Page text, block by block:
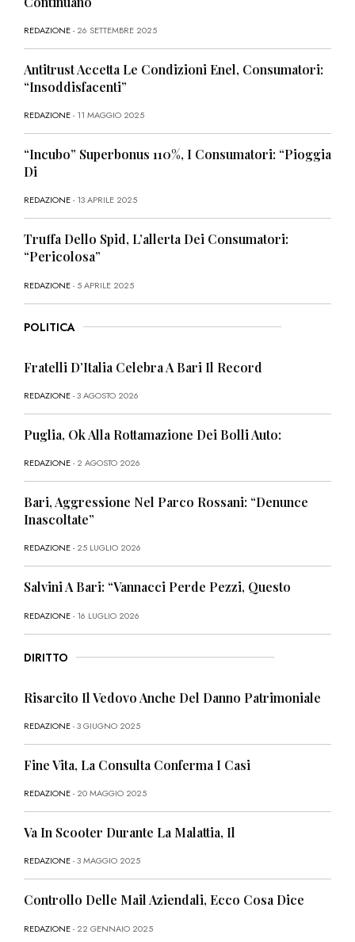
REDAZIONE- 26 SETTEMBRE 2025
Antitrust Accetta Le Condizioni Enel, Consumatori:
“Insoddisfacenti”
REDAZIONE- 11 MAGGIO 2025
“Incubo” Superbonus 110%, I Consumatori: “Pioggia
Di
REDAZIONE- 13 APRILE 2025
Truffa Dello Spid, L’allerta Dei Consumatori:
“Pericolosa”
REDAZIONE- 5 APRILE 2025
POLITICA
Fratelli D’Italia Celebra A Bari Il Record
REDAZIONE- 3 AGOSTO 2026
Puglia, Ok Alla Rottamazione Dei Bolli Auto:
REDAZIONE- 2 AGOSTO 2026
Bari, Aggressione Nel Parco Rossani: “Denunce
Inascoltate”
REDAZIONE- 25 LUGLIO 2026
Salvini A Bari: “Vannacci Perde Pezzi, Questo
REDAZIONE- 16 LUGLIO 2026
DIRITTO
Risarcito Il Vedovo Anche Del Danno Patrimoniale
REDAZIONE- 3 GIUGNO 2025
Fine Vita, La Consulta Conferma I Casi
REDAZIONE- 20 MAGGIO 2025
Va In Scooter Durante La Malattia, Il
REDAZIONE- 3 MAGGIO 2025
Controllo Delle Mail Aziendali, Ecco Cosa Dice
REDAZIONE- 22 GENNAIO 2025